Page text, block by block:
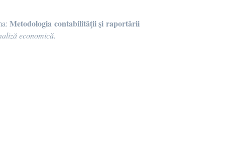
Metodologia contabilităţii şi raportării
economică.